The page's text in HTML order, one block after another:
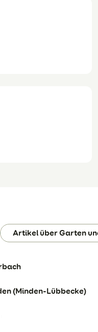
Artikel über Garten
(Minden-Lübbecke)